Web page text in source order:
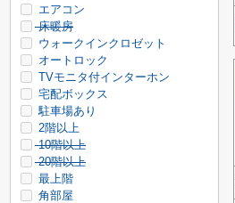
エアコン
床暖房
ウォークインクロゼット
オートロック
TVモニタ付インターホン
宅配ボックス
駐車場あり
2階以上
10階以上
20階以上
最上階
角部屋